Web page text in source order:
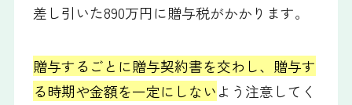
差し引いた890万円に贈与税がかかります。
贈与するごとに贈与契約書を交わし、贈与す
る時期や金額を一定にしないよう注意してく